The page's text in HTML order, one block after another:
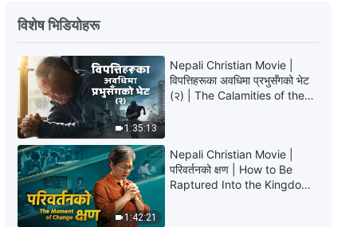
9:15
9:19
परमेश्‍वरका दैनिक वचनहरू: जीवनमा प्रवेश |
अंश ४३६
परमेश्‍वरका दैनिक वचनहरू: जीवनमा प्रवेश |
अंश ४३७
विशेष भिडियोहरू
1:35:13
Nepali Christian Movie |
विपत्तिहरूका अवधिमा प्रभुसँगको भेट
(२) | The Calamities of the
1:42:21
Nepali Christian Movie |
परिवर्तनको क्षण | How to Be
Raptured Into the Kingdom